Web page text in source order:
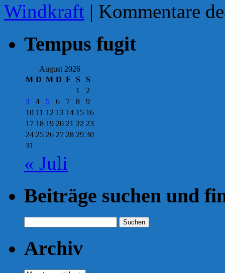
Windkraft | Kommentare
Tempus fugit
August 2026
M D M D F S
S
1
2
3
4 5 6 7 8
9
10 11 12 13 14 15 16
17 18 19 20 21 22 23
24 25 26 27 28 29 30
31
« Juli
Beiträge suchen und
nach:
Archiv